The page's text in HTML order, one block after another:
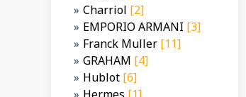
Charriol [2]
EMPORIO ARMANI [3]
Franck Muller [11]
GRAHAM [4]
Hublot [6]